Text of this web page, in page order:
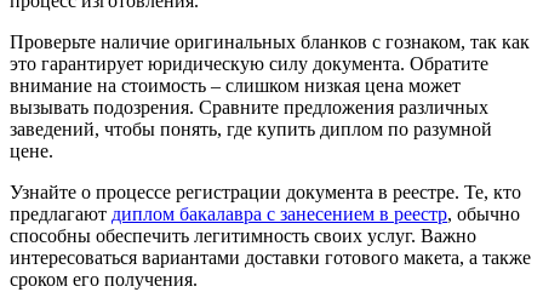
Проверьте наличие оригинальных бланков с гознаком, так как
это гарантирует юридическую силу документа. Обратите
внимание на стоимость – слишком низкая цена может
вызывать подозрения. Сравните предложения различных
заведений, чтобы понять, где купить диплом по разумной
цене.
Узнайте о процессе регистрации документа в реестре. Те, кто
предлагают диплом бакалавра с занесением в реестр, обычно
способны обеспечить легитимность своих услуг. Важно
интересоваться вариантами доставки готового макета, а также
сроком его получения.